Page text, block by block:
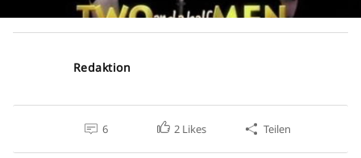
Redaktion
6 2 Likes Teilen